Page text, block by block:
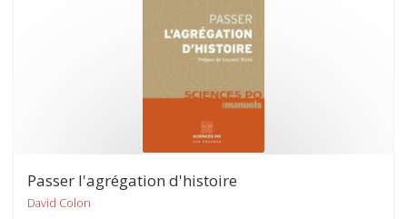
Passer l'agrégation d'histoire
David Colon